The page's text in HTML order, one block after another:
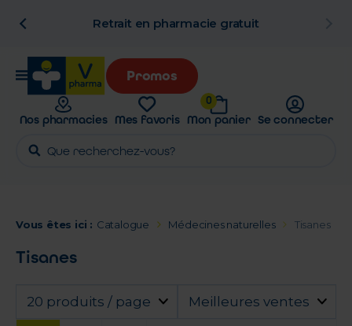
Retrait en pharmacie gratuit
Promos
Nos pharmacies Mes favoris
0
Mon panier Se connecter
Vous êtes ici : Catalogue Médecines naturelles Tisanes
Tisanes
20 produits / page Meilleures ventes